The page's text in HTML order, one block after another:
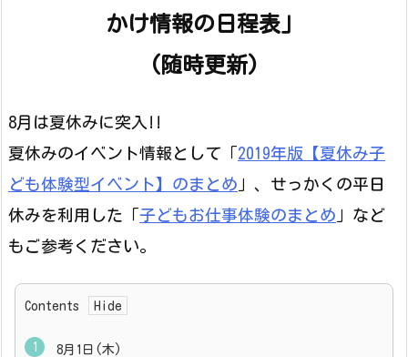
かけ情報の日程表」
(随時更新)
8月は夏休みに突入!!
夏休みのイベント情報として「 2019年版【夏休み子
ども体験型イベント】のまとめ 」、せっかくの平日
休みを利用した「 子どもお仕事体験のまとめ 」など
もご参考ください。
Contents
8月1日(木)